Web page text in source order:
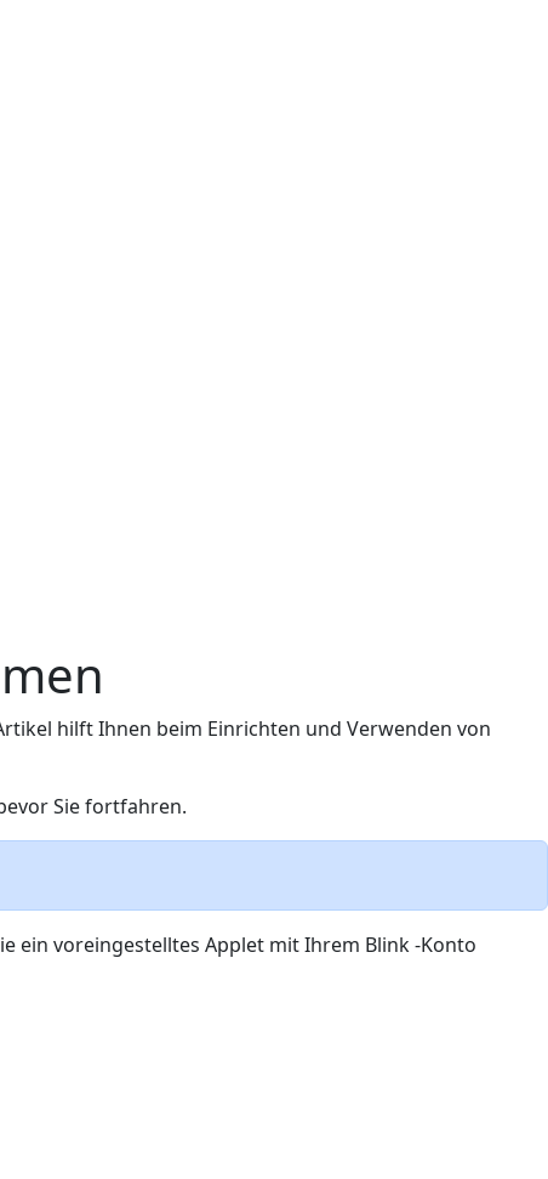
hilft Ihnen beim Einrichten und Verwenden von
Sie fortfahren.
ein voreingestelltes Applet mit Ihrem Blink -Konto